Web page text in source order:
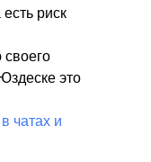
риск
это
чатах и